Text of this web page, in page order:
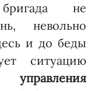
не
невольно
и до беды
ситуацию